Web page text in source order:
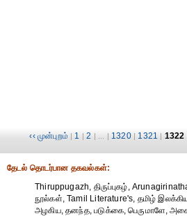
‹‹ முன்புறம் | 1 | 2 | ... | 1320 | 1321 | 1322
தேட‌ல் தொட‌ர்பான தகவ‌ல்க‌ள்:
Thiruppugazh, திருப்புகழ்,
நூல்கள், Tamil Literature's, தமிழ்
அழகிய, தனந்த, படுக்கை, பெருமாளே,